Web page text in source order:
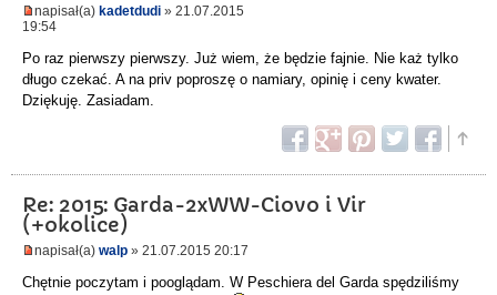
napisał(a) kadetdudi » 21.07.2015
19:54
Po raz pierwszy pierwszy. Już wiem, że będzie fajnie. Nie każ tylko
długo czekać. A na priv poproszę o namiary, opinię i ceny kwater.
Dziękuję. Zasiadam.
Re: 2015: Garda-2xWW-Ciovo i Vir
(+okolice)
napisał(a) walp » 21.07.2015 20:17
Chętnie poczytam i pooglądam. W Peschiera del Garda spędziliśmy